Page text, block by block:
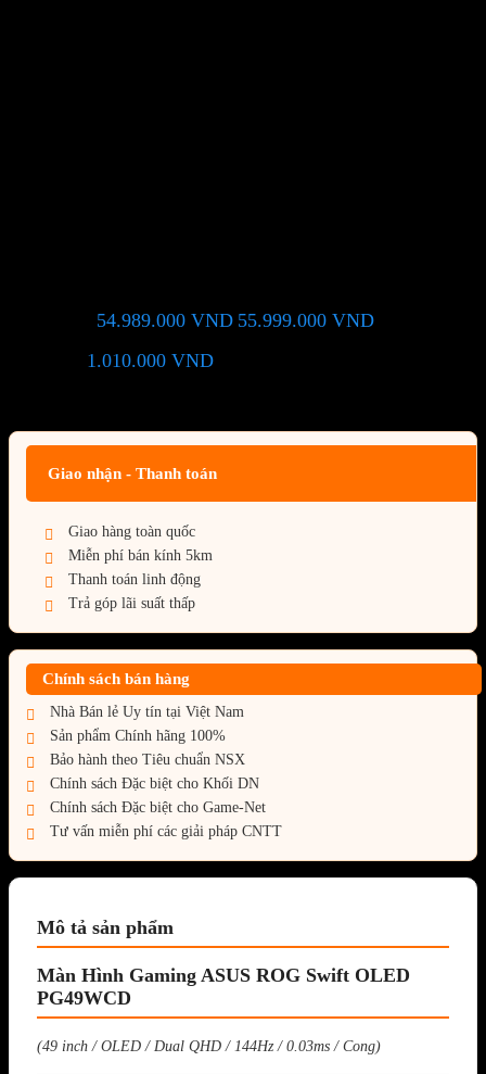
54.989.000 VND 55.999.000 VND
1.010.000 VND
Giao nhận - Thanh toán
Giao hàng toàn quốc
Miễn phí bán kính 5km
Thanh toán linh động
Trả góp lãi suất thấp
Chính sách bán hàng
Nhà Bán lẻ Uy tín tại Việt Nam
Sản phẩm Chính hãng 100%
Bảo hành theo Tiêu chuẩn NSX
Chính sách Đặc biệt cho Khối DN
Chính sách Đặc biệt cho Game-Net
Tư vấn miễn phí các giải pháp CNTT
Mô tả sản phẩm
Màn Hình Gaming ASUS ROG Swift OLED
PG49WCD
(49 inch / OLED / Dual QHD / 144Hz / 0.03ms / Cong)